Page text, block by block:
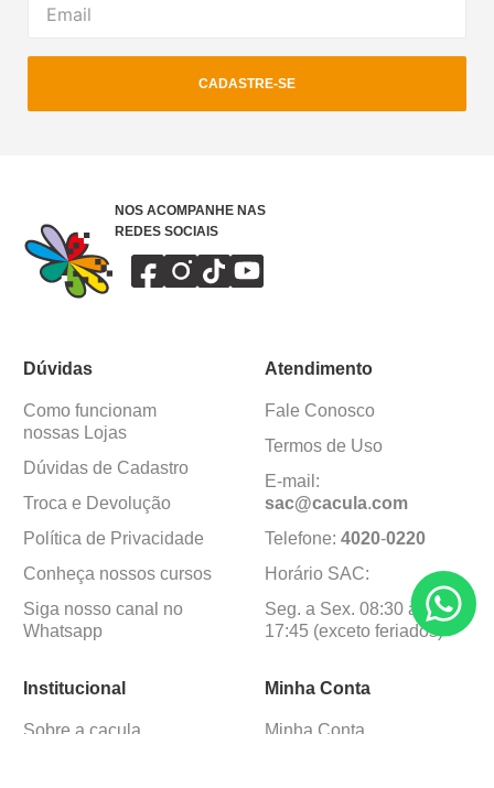
CADASTRE-SE
NOS ACOMPANHE NAS
REDES SOCIAIS
Dúvidas
Como funcionam
nossas Lojas
Dúvidas de Cadastro
Troca e Devolução
Política de Privacidade
Conheça nossos cursos
Siga nosso canal no
Whatsapp
Atendimento
Fale Conosco
Termos de Uso
E-mail:
sac@cacula.com
Telefone: 4020-0220
Horário SAC:
Seg. a Sex. 08:30 às
17:45 (exceto feriados)
Institucional
Sobre a caçula
Minha Conta
Minha Conta